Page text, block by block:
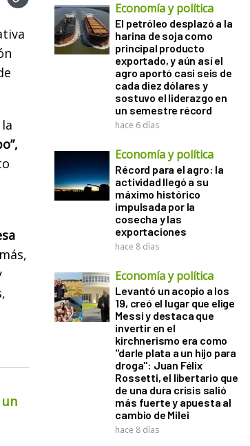
Economía y política
El petróleo desplazó a la
harina de soja como
principal producto
exportado, y aún así el
agro aportó casi seis de
cada diez dólares y
sostuvo el liderazgo en
un semestre récord
hace 6 días
Economía y política
Récord para el agro: la
actividad llegó a su
máximo histórico
impulsada por la
cosecha y las
exportaciones
hace 8 días
Economía y política
Levantó un acopio a los
19, creó el lugar que elige
Messi y destaca que
invertir en el
kirchnerismo era como
"darle plata a un hijo para
droga": Juan Félix
Rossetti, el libertario que
de una dura crisis salió
más fuerte y apuesta al
cambio de Milei
hace 8 días